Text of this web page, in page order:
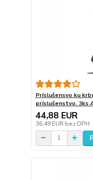
Príslušensvo ku
príslušenstvo. 3ks
44,88 EUR
36,49 EUR bez DPH